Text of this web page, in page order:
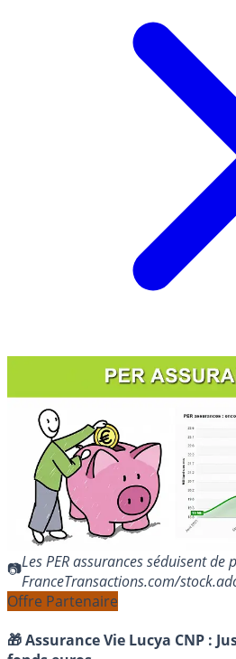
Les PER assurances séduisent de
FranceTransactions.com/
Offre Partenaire
🎁 Assurance Vie Lucya CNP :